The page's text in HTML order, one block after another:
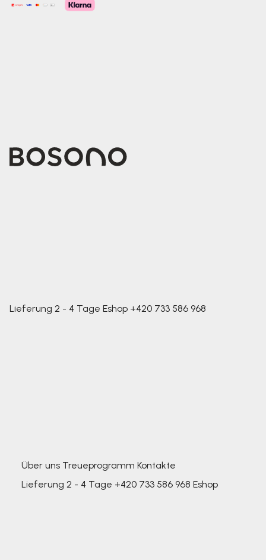
Lieferung 2 - 4 Tage Eshop +420 733 586 968
Über uns Treueprogramm Kontakte
Lieferung 2 - 4 Tage +420 733 586 968 Eshop